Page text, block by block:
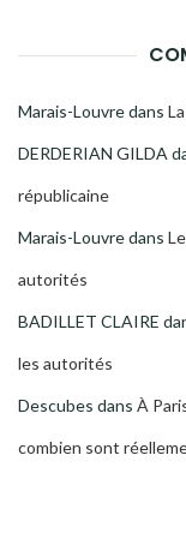
Marais-Louvredans
DERDERIAN GILDA
républicaine
Marais-Louvredans
autorités
BADILLET CLAIRE
les autorités
Descubes dans À
combien sont